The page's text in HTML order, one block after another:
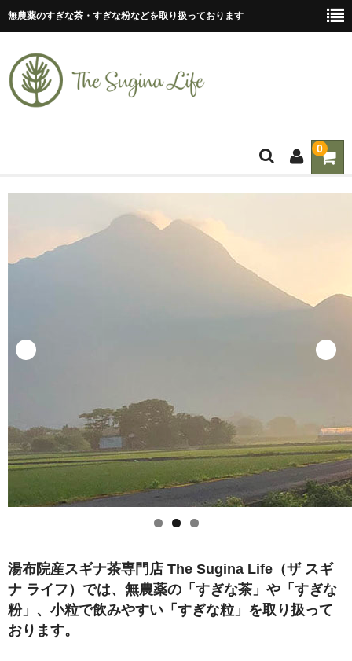
無農薬のすぎな茶・すぎな粉などを取り扱っております
0
すぎな茶
セット商品
お問い合わせ
湯布院産スギナ茶専門店 The Sugina Life（ザ スギ
ナ ライフ）では、無農薬の「すぎな茶」や「すぎな
粉」、小粒で飲みやすい「すぎな粒」を取り扱って
おります。